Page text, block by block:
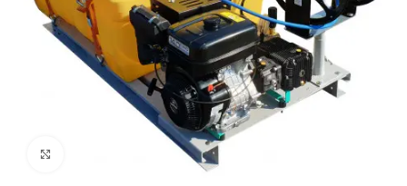
Cliquez pour agrandir